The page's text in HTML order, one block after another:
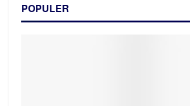
POPULER